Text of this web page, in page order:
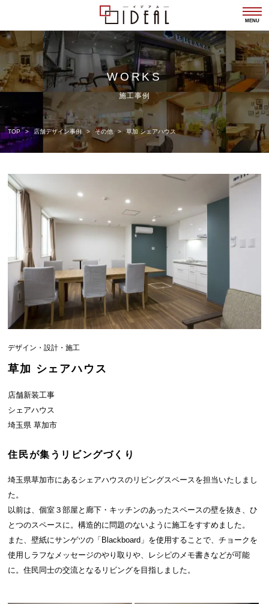
MENU
WORKS
施工事例
TOP 店舗デザイン事例 その他 草加 シェアハウス
デザイン・設計・施工
草加 シェアハウス
店舗新装工事
シェアハウス
埼玉県 草加市
住民が集うリビングづくり
埼玉県草加市にあるシェアハウスのリビングスペースを担当いたしまし
た。
以前は、個室３部屋と廊下・キッチンのあったスペースの壁を抜き、ひ
とつのスペースに。構造的に問題のないように施工をすすめました。
また、壁紙にサンゲツの「Blackboard」を使用することで、チョークを
使用しラフなメッセージのやり取りや、レシピのメモ書きなどが可能
に。住民同士の交流となるリビングを目指しました。